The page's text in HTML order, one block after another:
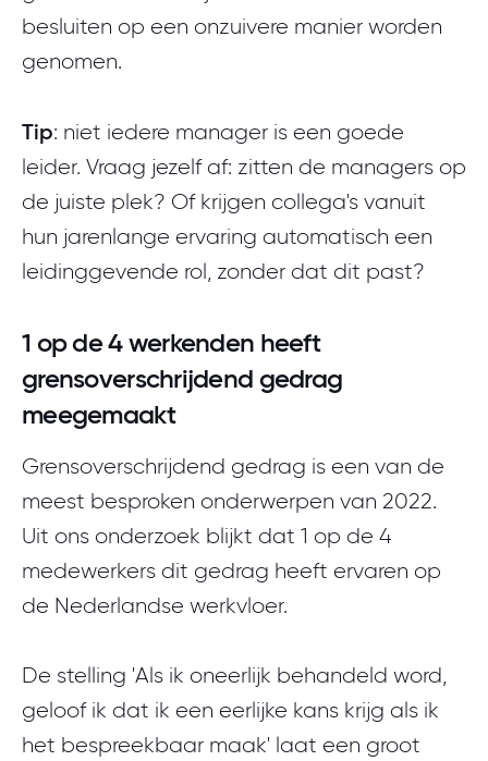
besluiten op een onzuivere manier worden
genomen.
Tip: niet iedere manager is een goede
leider. Vraag jezelf af: zitten de managers op
de juiste plek? Of krijgen collega's vanuit
hun jarenlange ervaring automatisch een
leidinggevende rol, zonder dat dit past?
1 op de 4 werkenden heeft
grensoverschrijdend gedrag
meegemaakt
Grensoverschrijdend gedrag is een van de
meest besproken onderwerpen van 2022.
Uit ons onderzoek blijkt dat 1 op de 4
medewerkers dit gedrag heeft ervaren op
de Nederlandse werkvloer.
De stelling 'Als ik oneerlijk behandeld word,
geloof ik dat ik een eerlijke kans krijg als ik
het bespreekbaar maak' laat een groot